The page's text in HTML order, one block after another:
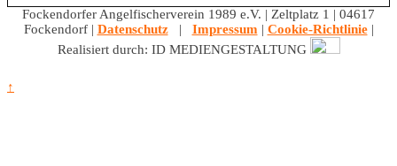
Fockendorfer Angelfischerverein 1989 e.V. | Zeltplatz 1 | 04617
Fockendorf | Datenschutz| Impressum | Cookie-Richtlinie|
Realisiert durch: ID MEDIENGESTALTUNG
↑